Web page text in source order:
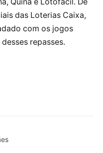
das Loterias Caixa,
com os jogos
repasses.